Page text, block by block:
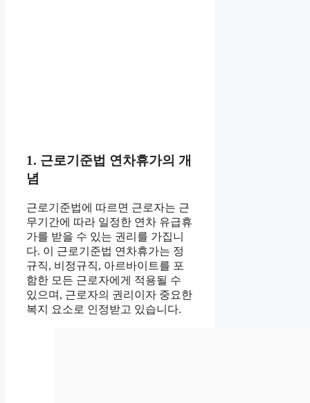
1. 근로기준법 연차휴가의 개
념
근로기준법에 따르면 근로자는 근
무기간에 따라 일정한 연차 유급휴
가를 받을 수 있는 권리를 가집니
다. 이 근로기준법 연차휴가는 정
규직, 비정규직, 아르바이트를 포
함한 모든 근로자에게 적용될 수
있으며, 근로자의 권리이자 중요한
복지 요소로 인정받고 있습니다.